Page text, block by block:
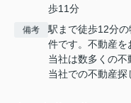
歩11分
備考
駅まで徒歩12分
件です。不動産を
当社は数多くの
当社での不動産探